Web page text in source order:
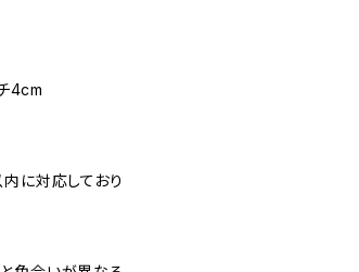
4cm
内に対応しており